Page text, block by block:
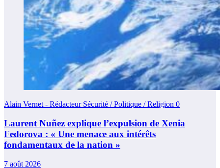
Alain Vernet - Rédacteur Sécurité / Politique / Religion 0
Laurent Nuñez explique l’expulsion de Xenia
Fedorova : « Une menace aux intérêts
fondamentaux de la nation »
7 août 2026